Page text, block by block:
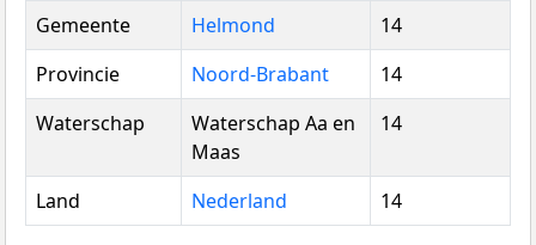
Gemeente
Helmond
14
Provincie
Noord-Brabant
14
Waterschap
Waterschap Aa en
Maas
14
Land Nederland 14